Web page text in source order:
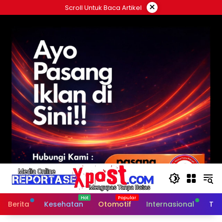
ke
Scroll Untuk Baca Artikel ×
Berita Kesehatan Otomotif Internasional